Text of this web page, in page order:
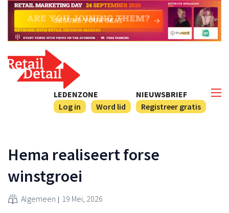
NIEUWSBRIEF
Registreer gratis
LEDENZONE
Log in
Word lid
Hema realiseert forse
winstgroei
Algemeen 19 Mei, 2026